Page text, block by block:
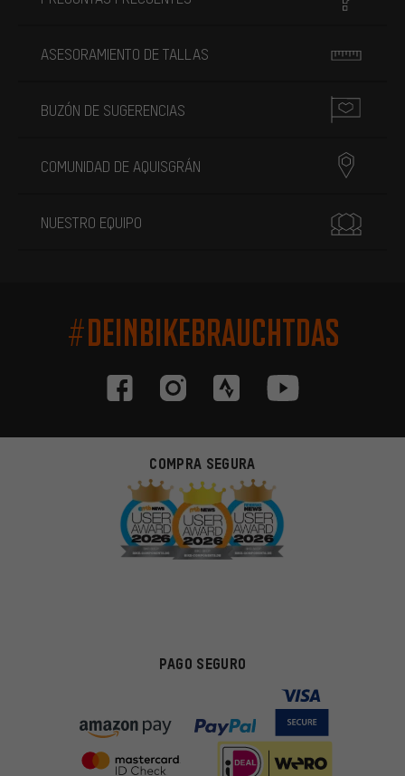
ASESORAMIENTO DE TALLAS
BUZÓN DE SUGERENCIAS
COMUNIDAD DE AQUISGRÁN
NUESTRO EQUIPO
#DEINBIKEBRAUCHTDAS
COMPRA SEGURA
PAGO SEGURO